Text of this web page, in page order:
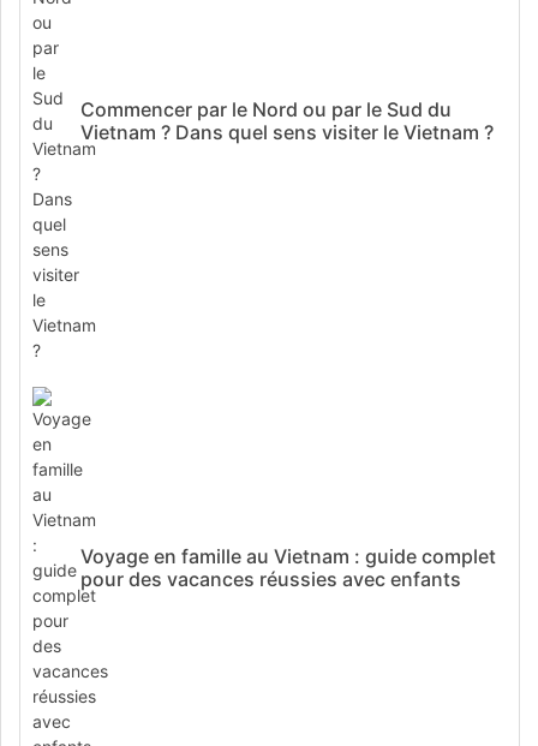
Commencer par le Nord ou par le Sud du
Vietnam ? Dans quel sens visiter le Vietnam ?
Voyage en famille au Vietnam : guide complet
pour des vacances réussies avec enfants